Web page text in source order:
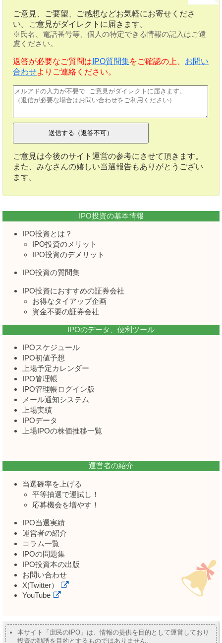
ご意見、ご要望、ご感想などお気軽にお寄せくださ
い。ご意見がダイレクトに届きます。
※氏名、電話番号等、個人の特定できる情報の記入はご遠
慮ください。
返答が必要なご質問は IPO質問集をご確認の上、 お問い
合わせよりご連絡ください。
ご意見は今後のサイト運営の参考にさせて頂きます。
また、みなさんの嬉しい当選報告もありがとうござい
ます。
IPO投資の基本情報
IPO投資とは？
IPO投資のメリット
IPO投資のデメリット
IPO投資の質問集
IPO投資におすすめの証券会社
お得なタイアップ企画
資金不要の証券会社
IPOのデータ、便利ツール
IPOスケジュール
IPO初値予想
上場予定カレンダー
IPO管理帳
IPO管理帳ログイン版
メール通知システム
上場実績
IPOデータ
上場IPOの株価推移一覧
運営者の紹介
当選確率を上げる
平等抽選で運試し！
応募機会を増やす！
IPO当選実績
運営者の紹介
コラム一覧
IPOの問題集
IPO投資本の出版
お問い合わせ
X(Twitter）
YouTube
本サイト「庶民のIPO」は、情報の提供を目的として運営しており
投資の勧誘を目的とするものではありません。